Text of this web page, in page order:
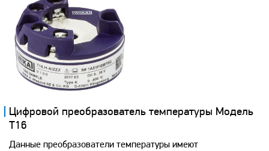
Цифровой преобразователь температуры Модель
T16
Данные преобразователи температуры имеют